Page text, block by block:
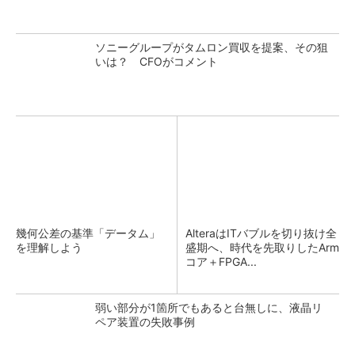
ソニーグループがタムロン買収を提案、その狙
いは？ CFOがコメント
幾何公差の基準「データム」
を理解しよう
AlteraはITバブルを切り抜け全
盛期へ、時代を先取りしたArm
コア＋FPGA...
弱い部分が1箇所でもあると台無しに、液晶リ
ペア装置の失敗事例